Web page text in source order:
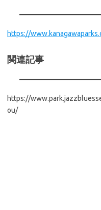
https://
関連記事
https://
ou/